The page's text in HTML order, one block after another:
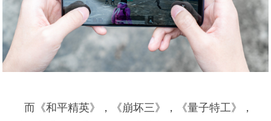
而《和平精英》，《崩坏三》，《量子特工》，